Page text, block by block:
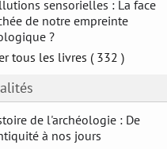
sensorielles : La face
de notre empreinte
?
tous les livres ( 332 )
de l'archéologie : De
à nos jours